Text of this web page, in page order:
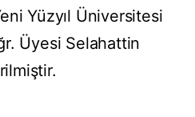
Yüzyıl Üniversitesi
Üyesi Selahattin